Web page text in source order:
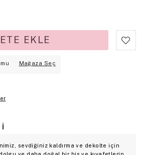
Mağaza Seç
sevdiğiniz kaldırma ve dekolte için